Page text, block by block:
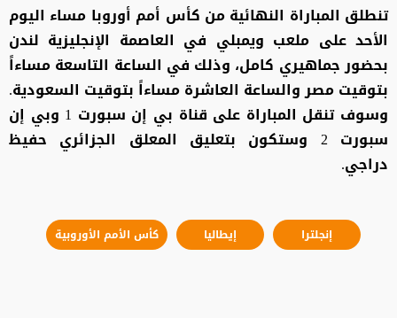
تنطلق المباراة النهائية من كأس أمم أوروبا مساء اليوم
الأحد على ملعب ويمبلي في العاصمة الإنجليزية لندن
بحضور جماهيري كامل، وذلك في الساعة التاسعة مساءاً
بتوقيت مصر والساعة العاشرة مساءاً بتوقيت السعودية.
وسوف تنقل المباراة على قناة بي إن سبورت 1 وبي إن
سبورت 2 وستكون بتعليق المعلق الجزائري حفيظ
دراجي.
إنجلترا إيطاليا كأس الأمم الأوروبية